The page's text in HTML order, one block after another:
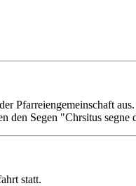
Pfarreiengemeinschaft aus.
den Segen "Chrsitus
statt.